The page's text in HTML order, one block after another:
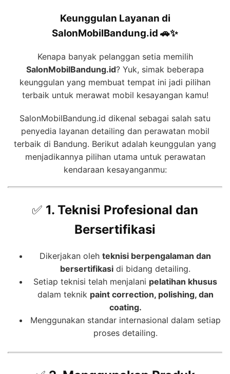
Keunggulan Layanan di
SalonMobilBandung.id 🚗✨
Kenapa banyak pelanggan setia memilih
SalonMobilBandung.id? Yuk, simak beberapa
keunggulan yang membuat tempat ini jadi pilihan
terbaik untuk merawat mobil kesayangan kamu!
SalonMobilBandung.id dikenal sebagai salah satu
penyedia layanan detailing dan perawatan mobil
terbaik di Bandung. Berikut adalah keunggulan yang
menjadikannya pilihan utama untuk perawatan
kendaraan kesayanganmu:
✅ 1. Teknisi Profesional dan
Bersertifikasi
Dikerjakan oleh teknisi berpengalaman dan
bersertifikasi di bidang detailing.
Setiap teknisi telah menjalani pelatihan khusus
dalam teknik paint correction, polishing, dan
coating.
Menggunakan standar internasional dalam setiap
proses detailing.